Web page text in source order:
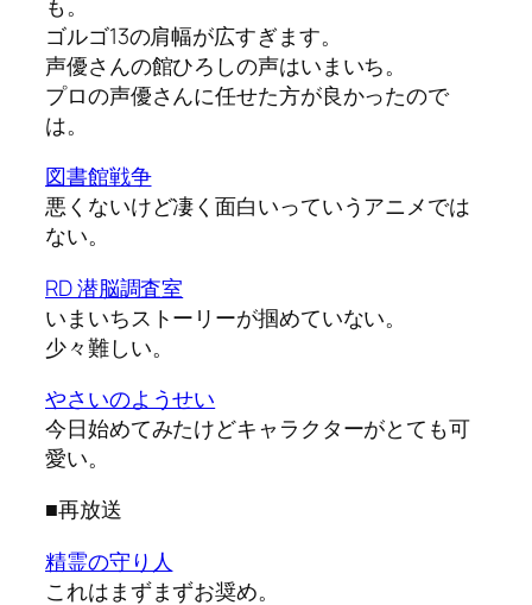
ゴルゴ13の肩幅が広すぎます。
声優さんの館ひろしの声はいまいち。
プロの声優さんに任せた方が良かったので
は。
図書館戦争
悪くないけど凄く面白いっていうアニメでは
ない。
RD 潜脳調査室
いまいちストーリーが掴めていない。
少々難しい。
やさいのようせい
今日始めてみたけどキャラクターがとても可
愛い。
■再放送
精霊の守り人
これはまずまずお奨め。